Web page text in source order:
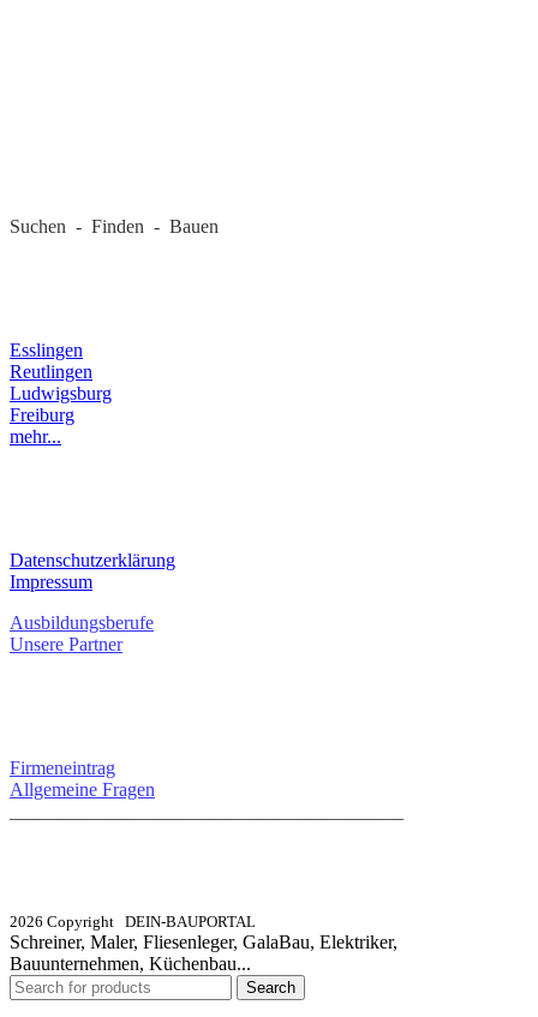
Suchen - Finden - Bauen
Esslingen
Reutlingen
Ludwigsburg
Freiburg
mehr...
Datenschutzerklärung
Impressum
Ausbildungsberufe
Unsere Partner
Firmeneintrag
Allgemeine Fragen
2026 Copyright DEIN-BAUPORTAL
Schreiner, Maler, Fliesenleger, GalaBau, Elektriker,
Bauunternehmen, Küchenbau...
Search